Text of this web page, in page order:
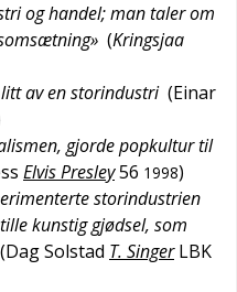
og handel; man taler om
(Kringsjaa
av en storindustri (Einar
gjorde popkultur til
Elvis Presley56 1998)
storindustrien
kunstig gjødsel, som
(Dag Solstad T. Singer LBK